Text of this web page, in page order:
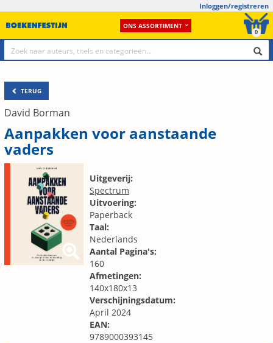
Inloggen/registreren
ONS ASSORTIMENT
0
TERUG
David Borman
Aanpakken voor aanstaande
vaders
Uitgeverij:
Spectrum
Uitvoering:
Paperback
Taal:
Nederlands
Aantal Pagina's:
160
Afmetingen:
140x180x13
Verschijningsdatum:
April 2024
EAN:
9789000393145